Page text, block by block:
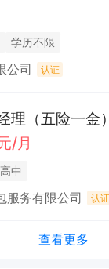
学历不限
公司 认证
理（五险一金）
/月
高中
服务有限公司 认证
查看更多